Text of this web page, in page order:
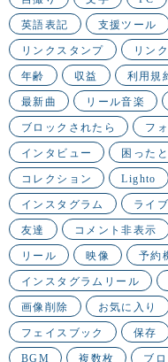
英語表記 支援ツール
リンクスタンプ リン
年齢 収益 利用規
最新曲 リール音楽
ブロックされたら フ
インタビュー 困った
コレクション Lighto
インスタグラム ライ
友達 コメント非表示
リール 映像 予約
インスタグラムリール
画像削除 お気に入り
フェイスブック 保存
BGM 複数枚 ブ